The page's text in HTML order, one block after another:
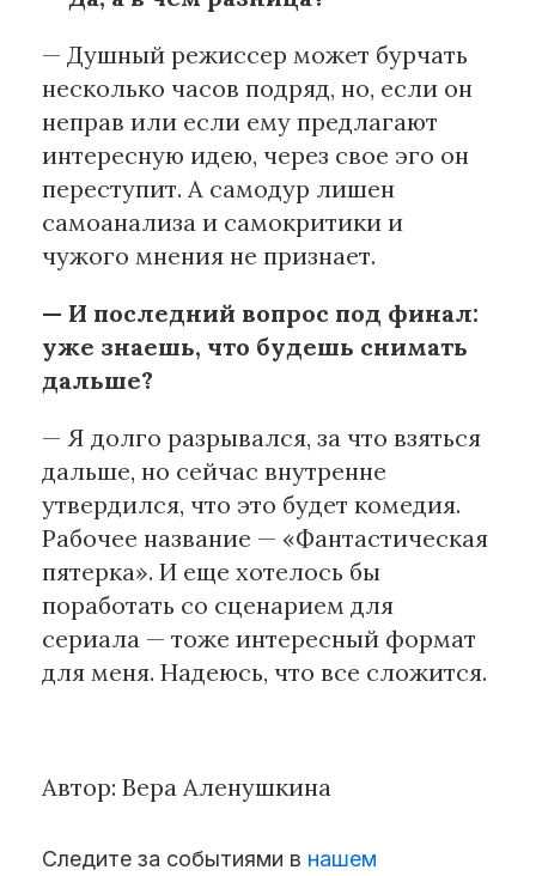
— Душный режиссер может бурчать
несколько часов подряд, но, если он
неправ или если ему предлагают
интересную идею, через свое эго он
переступит. А самодур лишен
самоанализа и самокритики и
чужого мнения не признает.
— И последний вопрос под финал:
уже знаешь, что будешь снимать
дальше?
— Я долго разрывался, за что взяться
дальше, но сейчас внутренне
утвердился, что это будет комедия.
Рабочее название — «Фантастическая
пятерка». И еще хотелось бы
поработать со сценарием для
сериала — тоже интересный формат
для меня. Надеюсь, что все сложится.
Автор: Вера Аленушкина
Следите за событиями в нашем